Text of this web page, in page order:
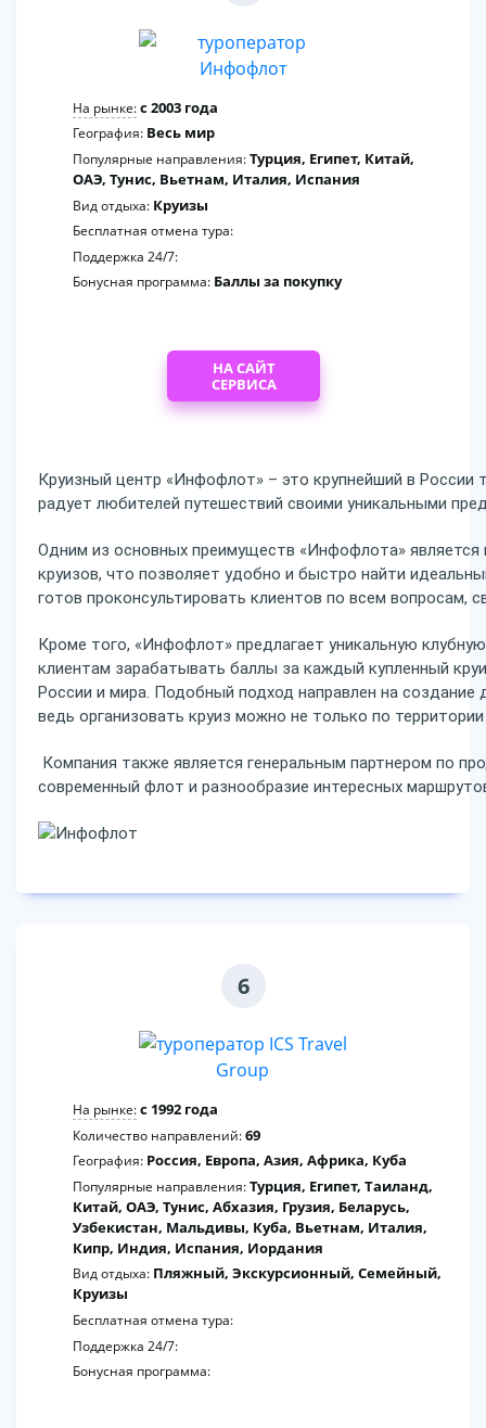
На рынке:c 2003 года
География: Весь мир
Популярные направления:Турция, Египет, Китай,
ОАЭ, Тунис, Вьетнам, Италия, Испания
Вид отдыха: Круизы
Бесплатная отмена тура:
Поддержка 24/7:
Бонусная программа: Баллы за покупку
НА САЙТ
СЕРВИСА
Круизный центр «Инфофлот» – это крупнейший в России
радует любителей путешествий своими уникальными
Одним из основных преимуществ «Инфофлота»
круизов, что позволяет удобно и быстро найти
готов проконсультировать клиентов по всем вопросам,
Кроме того, «Инфофлот» предлагает уникальную
клиентам зарабатывать баллы за каждый купленный
России и мира. Подобный подход направлен на
ведь организовать круиз можно не только по
Компания также является генеральным партнером по
современный флот и разнообразие интересных
6
На рынке:c 1992 года
Количество направлений:69
География: Россия, Европа, Азия, Африка, Куба
Популярные направления:Турция, Египет, Таиланд,
Китай, ОАЭ, Тунис, Абхазия, Грузия, Беларусь,
Узбекистан, Мальдивы, Куба, Вьетнам, Италия,
Кипр, Индия, Испания, Иордания
Вид отдыха: Пляжный, Экскурсионный, Семейный,
Круизы
Бесплатная отмена тура:
Поддержка 24/7:
Бонусная программа: